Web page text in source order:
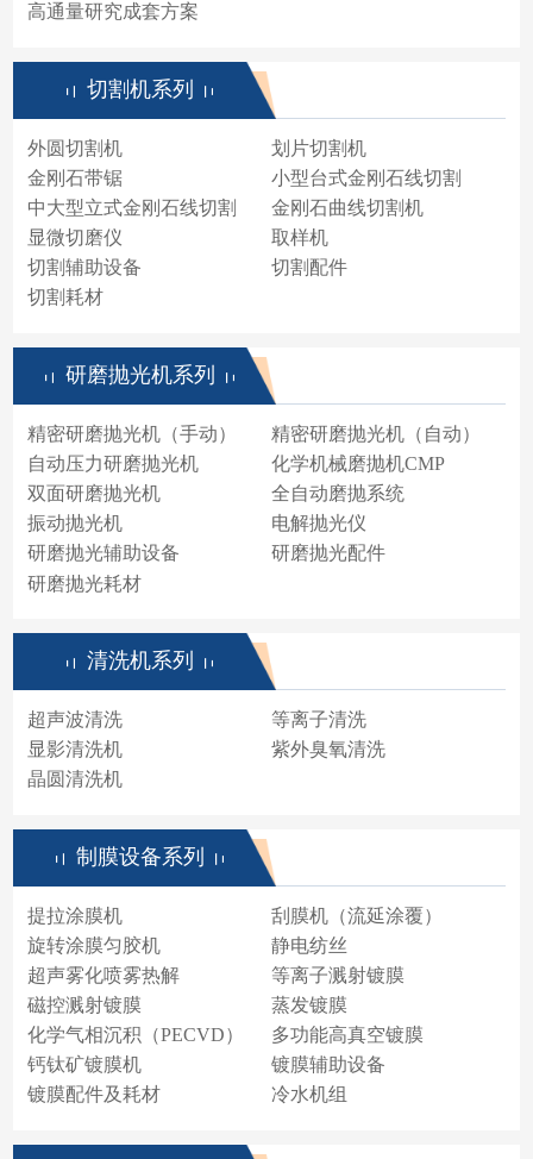
高通量研究成套方案
切割机系列
外圆切割机
划片切割机
金刚石带锯
小型台式金刚石线切割
中大型立式金刚石线切割
金刚石曲线切割机
显微切磨仪
取样机
切割辅助设备
切割配件
切割耗材
研磨抛光机系列
精密研磨抛光机（手动）
精密研磨抛光机（自动）
自动压力研磨抛光机
化学机械磨抛机CMP
双面研磨抛光机
全自动磨抛系统
振动抛光机
电解抛光仪
研磨抛光辅助设备
研磨抛光配件
研磨抛光耗材
清洗机系列
超声波清洗
等离子清洗
显影清洗机
紫外臭氧清洗
晶圆清洗机
制膜设备系列
提拉涂膜机
刮膜机（流延涂覆）
旋转涂膜匀胶机
静电纺丝
超声雾化喷雾热解
等离子溅射镀膜
磁控溅射镀膜
蒸发镀膜
化学气相沉积（PECVD）
多功能高真空镀膜
钙钛矿镀膜机
镀膜辅助设备
镀膜配件及耗材
冷水机组